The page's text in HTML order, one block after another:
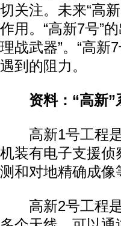
切关注。未来“高
作用。“高新7号”
理战武器”。“高新
遇到的阻力。
资料：“高新”
高新1号工程是
机装有电子支援侦
测和对地精确成像
高新2号工程是